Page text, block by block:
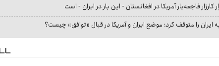
کارزار فاجعه‌بار آمریکا در افغانستان - این بار در ایران - است
ایران را متوقف کرد؛ موضع ایران و آمریکا در قبال «توافق» چیست؟